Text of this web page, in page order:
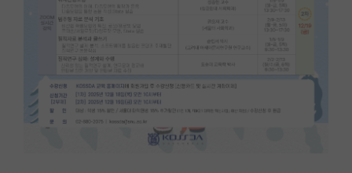
임용 후기 게시판
인문사회 계열 게시판
특수/전문대학원 게시판